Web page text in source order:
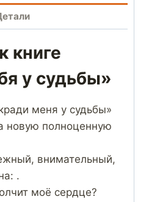
книге
у судьбы»
меня у судьбы»
новую полноценную
внимательный,
.
моё сердце?